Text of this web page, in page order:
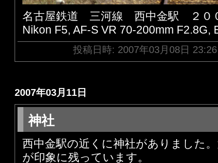
名古屋鉄道 三河線 西中金駅 ２０
Nikon F5, AF-S VR 70-200mm F2.8G,
投稿日時: 2007年03月08日
2007年03月11日
神社
西中金駅の近くに神社がありました
が印象に残っています。